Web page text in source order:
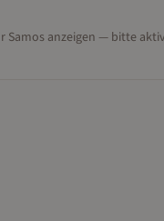
Samosanzeigen — bitte